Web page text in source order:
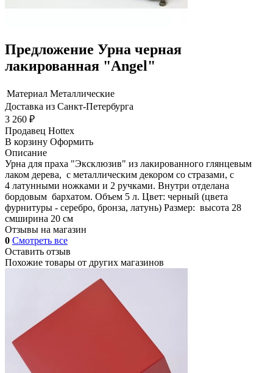
Предложение Урна черная
лакированная "Angel"
Материал Металлические
Доставка из Санкт-Петербурга
3 260 ₽
Продавец Hottex
В корзину Оформить
Описание
Урна для праха "Эксклюзив" из лакированного глянцевым
лаком дерева, с металлическим декором со стразами, с
4 латунными ножками и 2 ручками. Внутри отделана
бордовым бархатом. Объем 5 л. Цвет: черный (цвета
фурнитуры - серебро, бронза, латунь) Размер: высота 28
смширина 20 см
Отзывы на магазин
0 Смотреть все
Оставить отзыв
Похожие товары от других магазинов